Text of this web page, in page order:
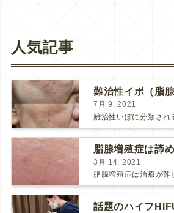
人気記事
7月 9, 2021
3月 14, 2021